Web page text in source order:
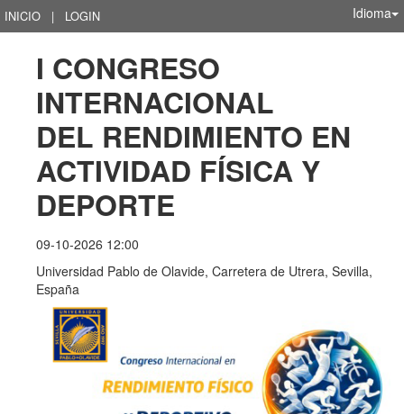
INICIO | LOGIN Idioma
I CONGRESO
INTERNACIONAL
DEL RENDIMIENTO EN
ACTIVIDAD FÍSICA Y
DEPORTE
09-10-2026 12:00
Universidad Pablo de Olavide, Carretera de Utrera, Sevilla,
España